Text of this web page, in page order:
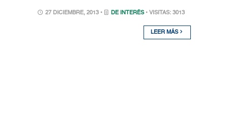
27 DICIEMBRE, 2013 • DE INTERÉS • VISITAS: 3013
LEER MÁS